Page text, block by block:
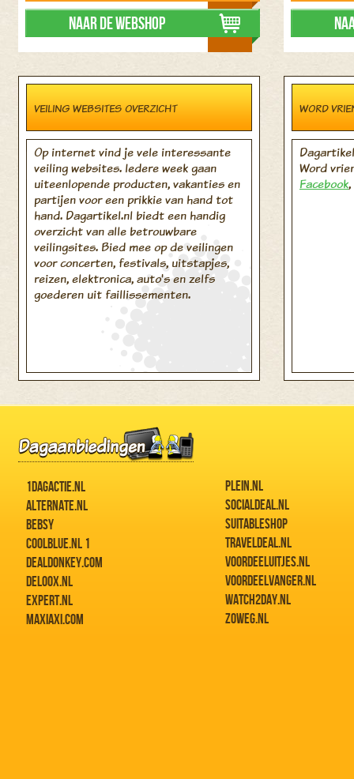
Naar de webshop
VEILING WEBSITES OVERZICHT
Op internet vind je vele interessante
veiling websites. Iedere week gaan
uiteenlopende producten, vakanties en
partijen voor een prikkie van hand tot
hand. Dagartikel.nl biedt een handig
overzicht van alle betrouwbare
veilingsites. Bied mee op de veilingen
voor concerten, festivals, uitstapjes,
reizen, elektronica, auto's en zelfs
goederen uit faillissementen.
WORD
Word
Facebook,
1DAGACTIE.NL
ALTERNATE.NL
BEBSY
COOLBLUE.NL 1
DEALDONKEY.COM
DELOOX.NL
EXPERT.NL
MAXIAXI.COM
PLEIN.NL
SOCIALDEAL.NL
SUITABLESHOP
TRAVELDEAL.NL
VOORDEELUITJES.NL
VOORDEELVANGER.NL
WATCH2DAY.NL
ZOWEG.NL